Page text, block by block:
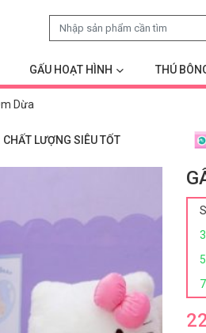
GẤU HOẠT HÌNH THÚ
Dừa
CHẤT LƯỢNG SIÊU TỐT